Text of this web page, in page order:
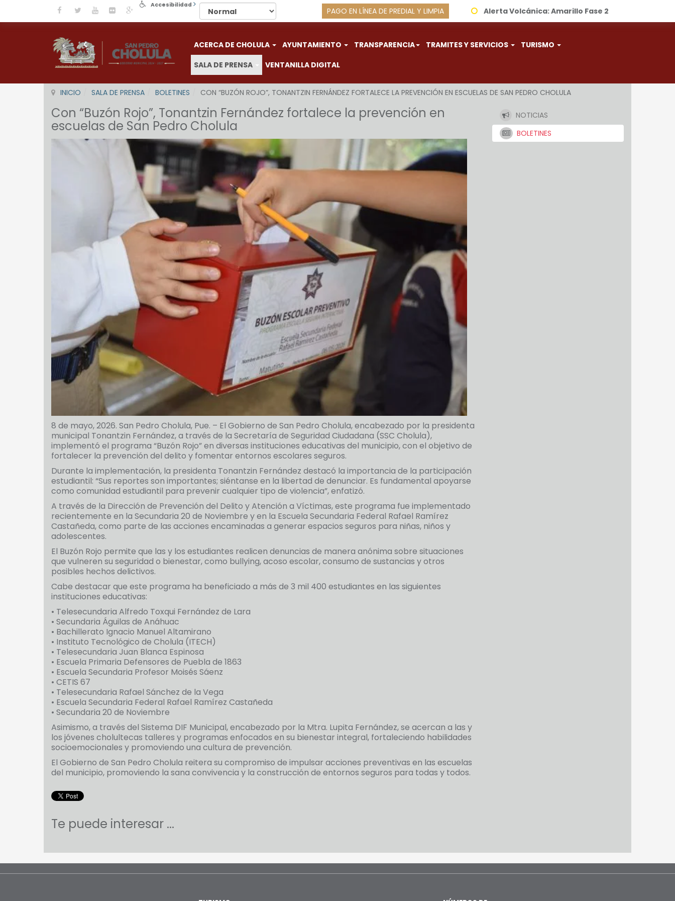
Accesibilidad
PAGO EN LÍNEA DE PREDIAL Y LIMPIA Alerta Volcánica:Amarillo Fase 2
ACERCA DE CHOLULA AYUNTAMIENTO TRANSPARENCIA TRAMITES Y SERVICIOS
TURISMO
SALA DE PRENSA
VENTANILLA DIGITAL
INICIO SALA DE PRENSA BOLETINES CON “BUZÓN ROJO”, TONANTZIN FERNÁNDEZ FORTALECE LA PREVENCIÓN EN ESCUELAS DE SAN PEDRO CHOLULA
Con “Buzón Rojo”, Tonantzin Fernández fortalece la prevención en
escuelas de San Pedro Cholula
8 de mayo, 2026. San Pedro Cholula, Pue. – El Gobierno de San Pedro Cholula, encabezado por la presidenta
municipal Tonantzin Fernández, a través de la Secretaría de Seguridad Ciudadana (SSC Cholula),
implementó el programa “Buzón Rojo” en diversas instituciones educativas del municipio, con el objetivo de
fortalecer la prevención del delito y fomentar entornos escolares seguros.
Durante la implementación, la presidenta Tonantzin Fernández destacó la importancia de la participación
estudiantil: “Sus reportes son importantes; siéntanse en la libertad de denunciar. Es fundamental apoyarse
como comunidad estudiantil para prevenir cualquier tipo de violencia”, enfatizó.
A través de la Dirección de Prevención del Delito y Atención a Víctimas, este programa fue implementado
recientemente en la Secundaria 20 de Noviembre y en la Escuela Secundaria Federal Rafael Ramírez
Castañeda, como parte de las acciones encaminadas a generar espacios seguros para niñas, niños y
adolescentes.
El Buzón Rojo permite que las y los estudiantes realicen denuncias de manera anónima sobre situaciones
que vulneren su seguridad o bienestar, como bullying, acoso escolar, consumo de sustancias y otros
posibles hechos delictivos.
Cabe destacar que este programa ha beneficiado a más de 3 mil 400 estudiantes en las siguientes
instituciones educativas:
• Telesecundaria Alfredo Toxqui Fernández de Lara
• Secundaria Águilas de Anáhuac
• Bachillerato Ignacio Manuel Altamirano
• Instituto Tecnológico de Cholula (ITECH)
• Telesecundaria Juan Blanca Espinosa
• Escuela Primaria Defensores de Puebla de 1863
• Escuela Secundaria Profesor Moisés Sáenz
• CETIS 67
• Telesecundaria Rafael Sánchez de la Vega
• Escuela Secundaria Federal Rafael Ramírez Castañeda
• Secundaria 20 de Noviembre
Asimismo, a través del Sistema DIF Municipal, encabezado por la Mtra. Lupita Fernández, se acercan a las y
los jóvenes cholultecas talleres y programas enfocados en su bienestar integral, fortaleciendo habilidades
socioemocionales y promoviendo una cultura de prevención.
El Gobierno de San Pedro Cholula reitera su compromiso de impulsar acciones preventivas en las escuelas
del municipio, promoviendo la sana convivencia y la construcción de entornos seguros para todas y todos.
Te puede interesar ...
NOTICIAS
BOLETINES